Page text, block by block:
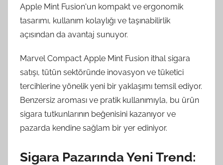
Apple Mint Fusion'un kompakt ve ergonomik
tasarımı, kullanım kolaylığı ve taşınabilirlik
açısından da avantaj sunuyor.
Marvel Compact Apple Mint Fusion ithal sigara
satışı, tütün sektöründe inovasyon ve tüketici
tercihlerine yönelik yeni bir yaklaşımı temsil ediyor.
Benzersiz aroması ve pratik kullanımıyla, bu ürün
sigara tutkunlarının beğenisini kazanıyor ve
pazarda kendine sağlam bir yer ediniyor.
Sigara Pazarında Yeni Trend: